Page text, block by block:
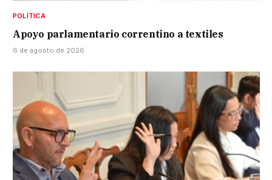
POLÍTICA
Apoyo parlamentario correntino a textiles
6 de agosto de 2026